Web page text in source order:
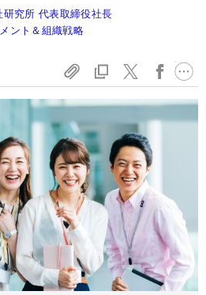
究所 代表取締役社長
ント＆組織戦略